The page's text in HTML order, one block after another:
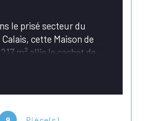
le prisé secteur du
cette Maison de
m² allie le cachet de
rares sur le
se distingue par des